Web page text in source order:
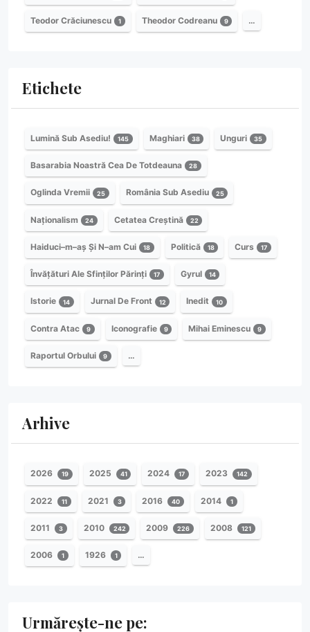
Teodor Crăciunescu 1 Theodor Codreanu 9 …
Etichete
Lumină Sub Asediu! 145 Maghiari 38 Unguri 35
Basarabia Noastră Cea De Totdeauna 28
Oglinda Vremii 25 România Sub Asediu 25
Naționalism 24 Cetatea Creștină 22
Haiduci–m–aș Și N–am Cui 18 Politică 18 Curs 17
Învățături Ale Sfinților Părinți 17 Gyrul 14
Istorie 14 Jurnal De Front 12 Inedit 10
Contra Atac 9 Iconografie 9 Mihai Eminescu 9
Raportul Orbului 9 …
Arhive
2026 19 2025 41 2024 17 2023 142
2022 11 2021 3 2016 40 2014 1
2011 3 2010 242 2009 226 2008 121
2006 1 1926 1 …
Urmărește-ne pe: